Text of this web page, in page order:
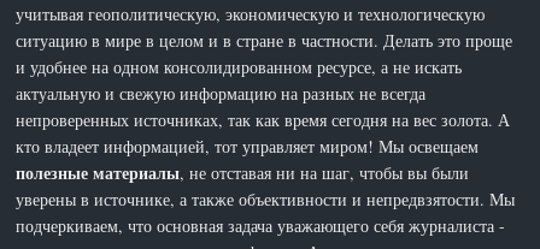
учитывая геополитическую, экономическую и технологическую
ситуацию в мире в целом и в стране в частности. Делать это проще
и удобнее на одном консолидированном ресурсе, а не искать
актуальную и свежую информацию на разных не всегда
непроверенных источниках, так как время сегодня на вес золота. А
кто владеет информацией, тот управляет миром! Мы освещаем
полезные материалы, не отставая ни на шаг, чтобы вы были
уверены в источнике, а также объективности и непредвзятости. Мы
подчеркиваем, что основная задача уважающего себя журналиста -